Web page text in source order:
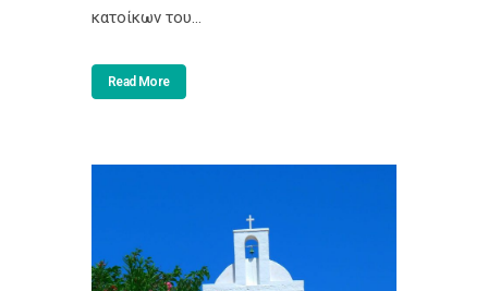
κατοίκων του...
Read More